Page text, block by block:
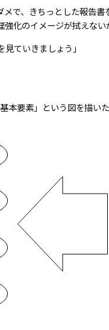
メで、きちっとした報告
化のイメージが拭えない
ていきましょう」
要素」という図を描いた